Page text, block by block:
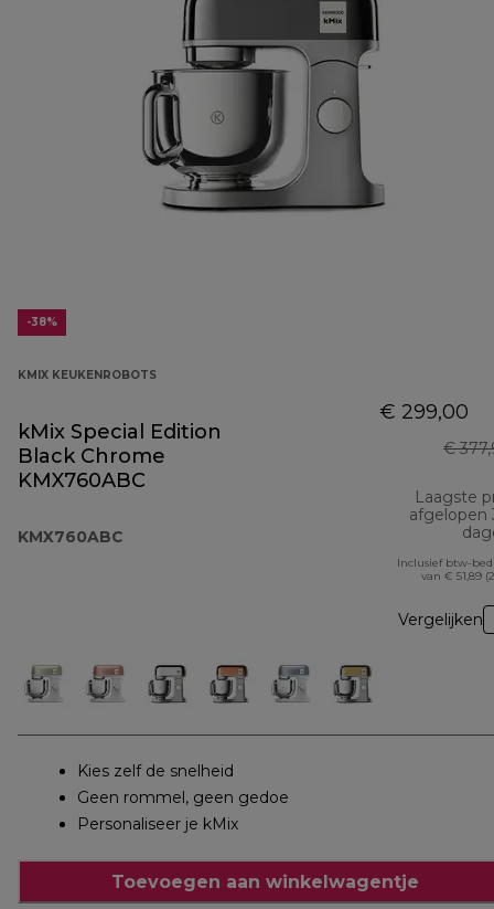
-38%
KMIX KEUKENROBOTS
kMix Special Edition
Black Chrome
KMX760ABC
KMX760ABC
€ 299,00
€
Laagste
afgelopen
Inclusief btw-
van € 51,89
Vergelijken
Kies zelf de snelheid
Geen rommel, geen gedoe
Personaliseer je kMix
Toevoegen aan winkelwagentje